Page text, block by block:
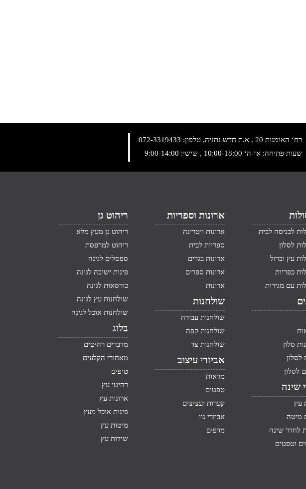
רח‘ האומנות 20 , א.ת חדש נתניה, טלפון:
072-3319433
שעות פתיחה: א‘-ה‘ 10:00-18:00 , שישי: 9:00-14:00
לכניסה לבית
לסלון
עץ וברזל
כפריות
עם מגירות
סלון
לסלון
לסלון
שינה
עץ
מיטה
לחדר שינה
וטפטים
ארונות וספריות
ארונות ויטרינה
ספריות לבית
ארונות בגדים
ארונות ספרים
ארונות
שולחנות
שולחנות עבודה
שולחנות קפה
שולחנות צד
אביזרי עיצוב
מראות
טפטים
קערות ועציצים
אביזרי נוי
מדפים
ריהוט גן
ריהוט גן מעץ מלא
ריהוט למרפסת
ספסלים לגינה
פינות ישיבה לגינה
כורסאות לגינה
שולחנות עץ לגינה
שולחנות אוכל לגינה
בלוג
מדברים רהיטים
מאחורי הקלעים
טיפים
רהיטי עץ
ארונות עץ
פינות אוכל מעץ
מיטות עץ
שידות עץ